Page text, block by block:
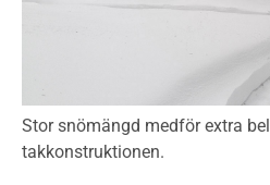
Stor snömängd medför extra
takkonstruktionen.